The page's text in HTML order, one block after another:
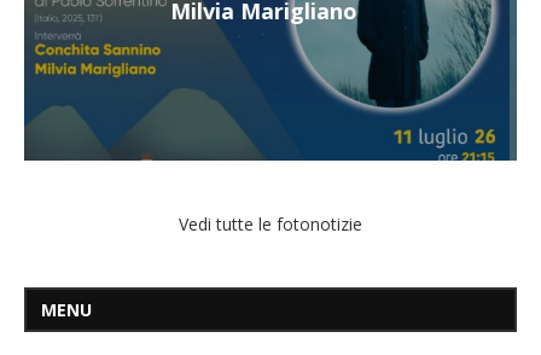
Mangiatordi
Vedi tutte le fotonotizie
MENU